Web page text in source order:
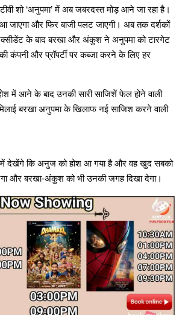
शो ‘अनुपमा’ में अब जबरदस्त मोड़ आने जा रहा है।
जाएगा और फिर बाजी पलट जाएगी। अब तक दर्शकों
के बाद बरखा और अंकुश ने अनुपमा को टारगेट
और प्रॉपर्टी पर कब्जा करने के लिए हर
में आने के बाद उनकी सारी साजिशें फेल होने वाली
बरखा अनुपमा के खिलाफ नई साजिश करने वाली
में देखेंगे कि अनुज को होश आ गया है और वह खुद सबको
और बरखा-अंकुश को भी उनकी जगह दिखा देगा।